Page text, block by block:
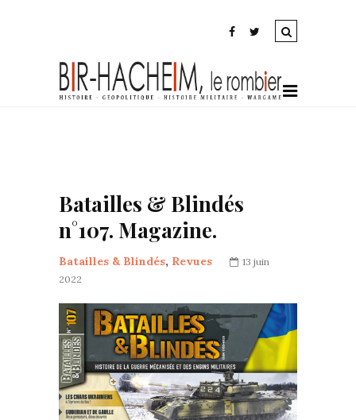
Batailles & Blindés
n°107. Magazine.
Batailles & Blindés, Revues
13 juin
2022